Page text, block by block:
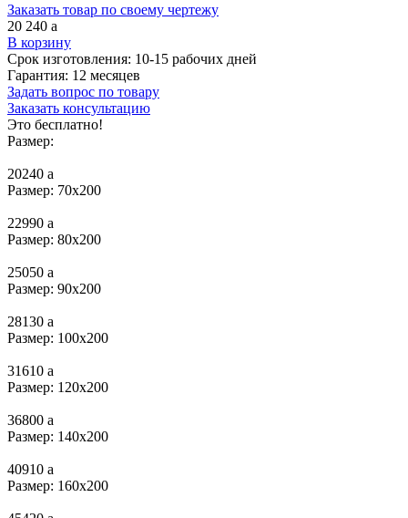
Заказать товар по своему чертежу
20 240 a
В корзину
Срок изготовления: 10-15 рабочих дней
Гарантия: 12 месяцев
Задать вопрос по товару
Заказать консультацию
Это бесплатно!
Размер:
20240 a
Размер: 70x200
22990 a
Размер: 80х200
25050 a
Размер: 90х200
28130 a
Размер: 100х200
31610 a
Размер: 120х200
36800 a
Размер: 140х200
40910 a
Размер: 160х200